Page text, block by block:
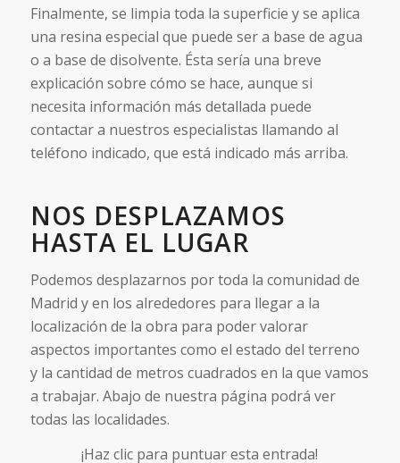
Finalmente, se limpia toda la superficie y se aplica
una resina especial que puede ser a base de agua
o a base de disolvente. Ésta sería una breve
explicación sobre cómo se hace, aunque si
necesita información más detallada puede
contactar a nuestros especialistas llamando al
teléfono indicado, que está indicado más arriba.
NOS DESPLAZAMOS
HASTA EL LUGAR
Podemos desplazarnos por toda la comunidad de
Madrid y en los alrededores para llegar a la
localización de la obra para poder valorar
aspectos importantes como el estado del terreno
y la cantidad de metros cuadrados en la que vamos
a trabajar. Abajo de nuestra página podrá ver
todas las localidades.
¡Haz clic para puntuar esta entrada!